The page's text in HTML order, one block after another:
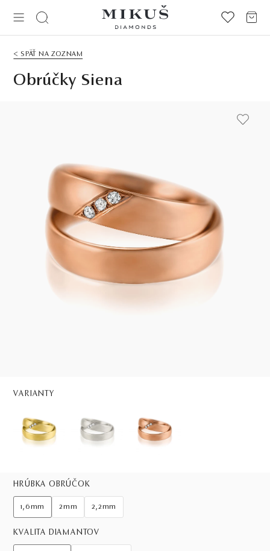
< SPÄŤ NA ZOZNAM
Obrúčky Siena
VARIANTY
HRÚBKA OBRÚČOK
1,6mm 2mm 2,2mm
KVALITA DIAMANTOV